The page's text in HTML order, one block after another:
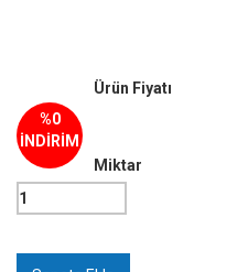
%0
İNDİRİM
Ürün Fiyatı
Miktar